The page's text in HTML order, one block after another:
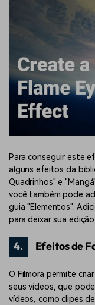
Para conseguir este
alguns efeitos da
Quadrinhos" e
você também pode
guia "Elementos".
para deixar sua
4. Efeitos de
O Filmora permite
seus vídeos, que
vídeos, como clipes